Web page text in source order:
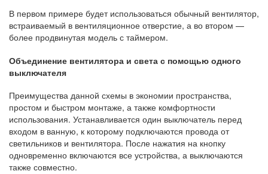
В первом примере будет использоваться обычный вентилятор,
встраиваемый в вентиляционное отверстие, а во втором —
более продвинутая модель с таймером.
Объединение вентилятора и света с помощью одного
выключателя
Преимущества данной схемы в экономии пространства,
простом и быстром монтаже, а также комфортности
использования. Устанавливается один выключатель перед
входом в ванную, к которому подключаются провода от
светильников и вентилятора. После нажатия на кнопку
одновременно включаются все устройства, а выключаются
также совместно.